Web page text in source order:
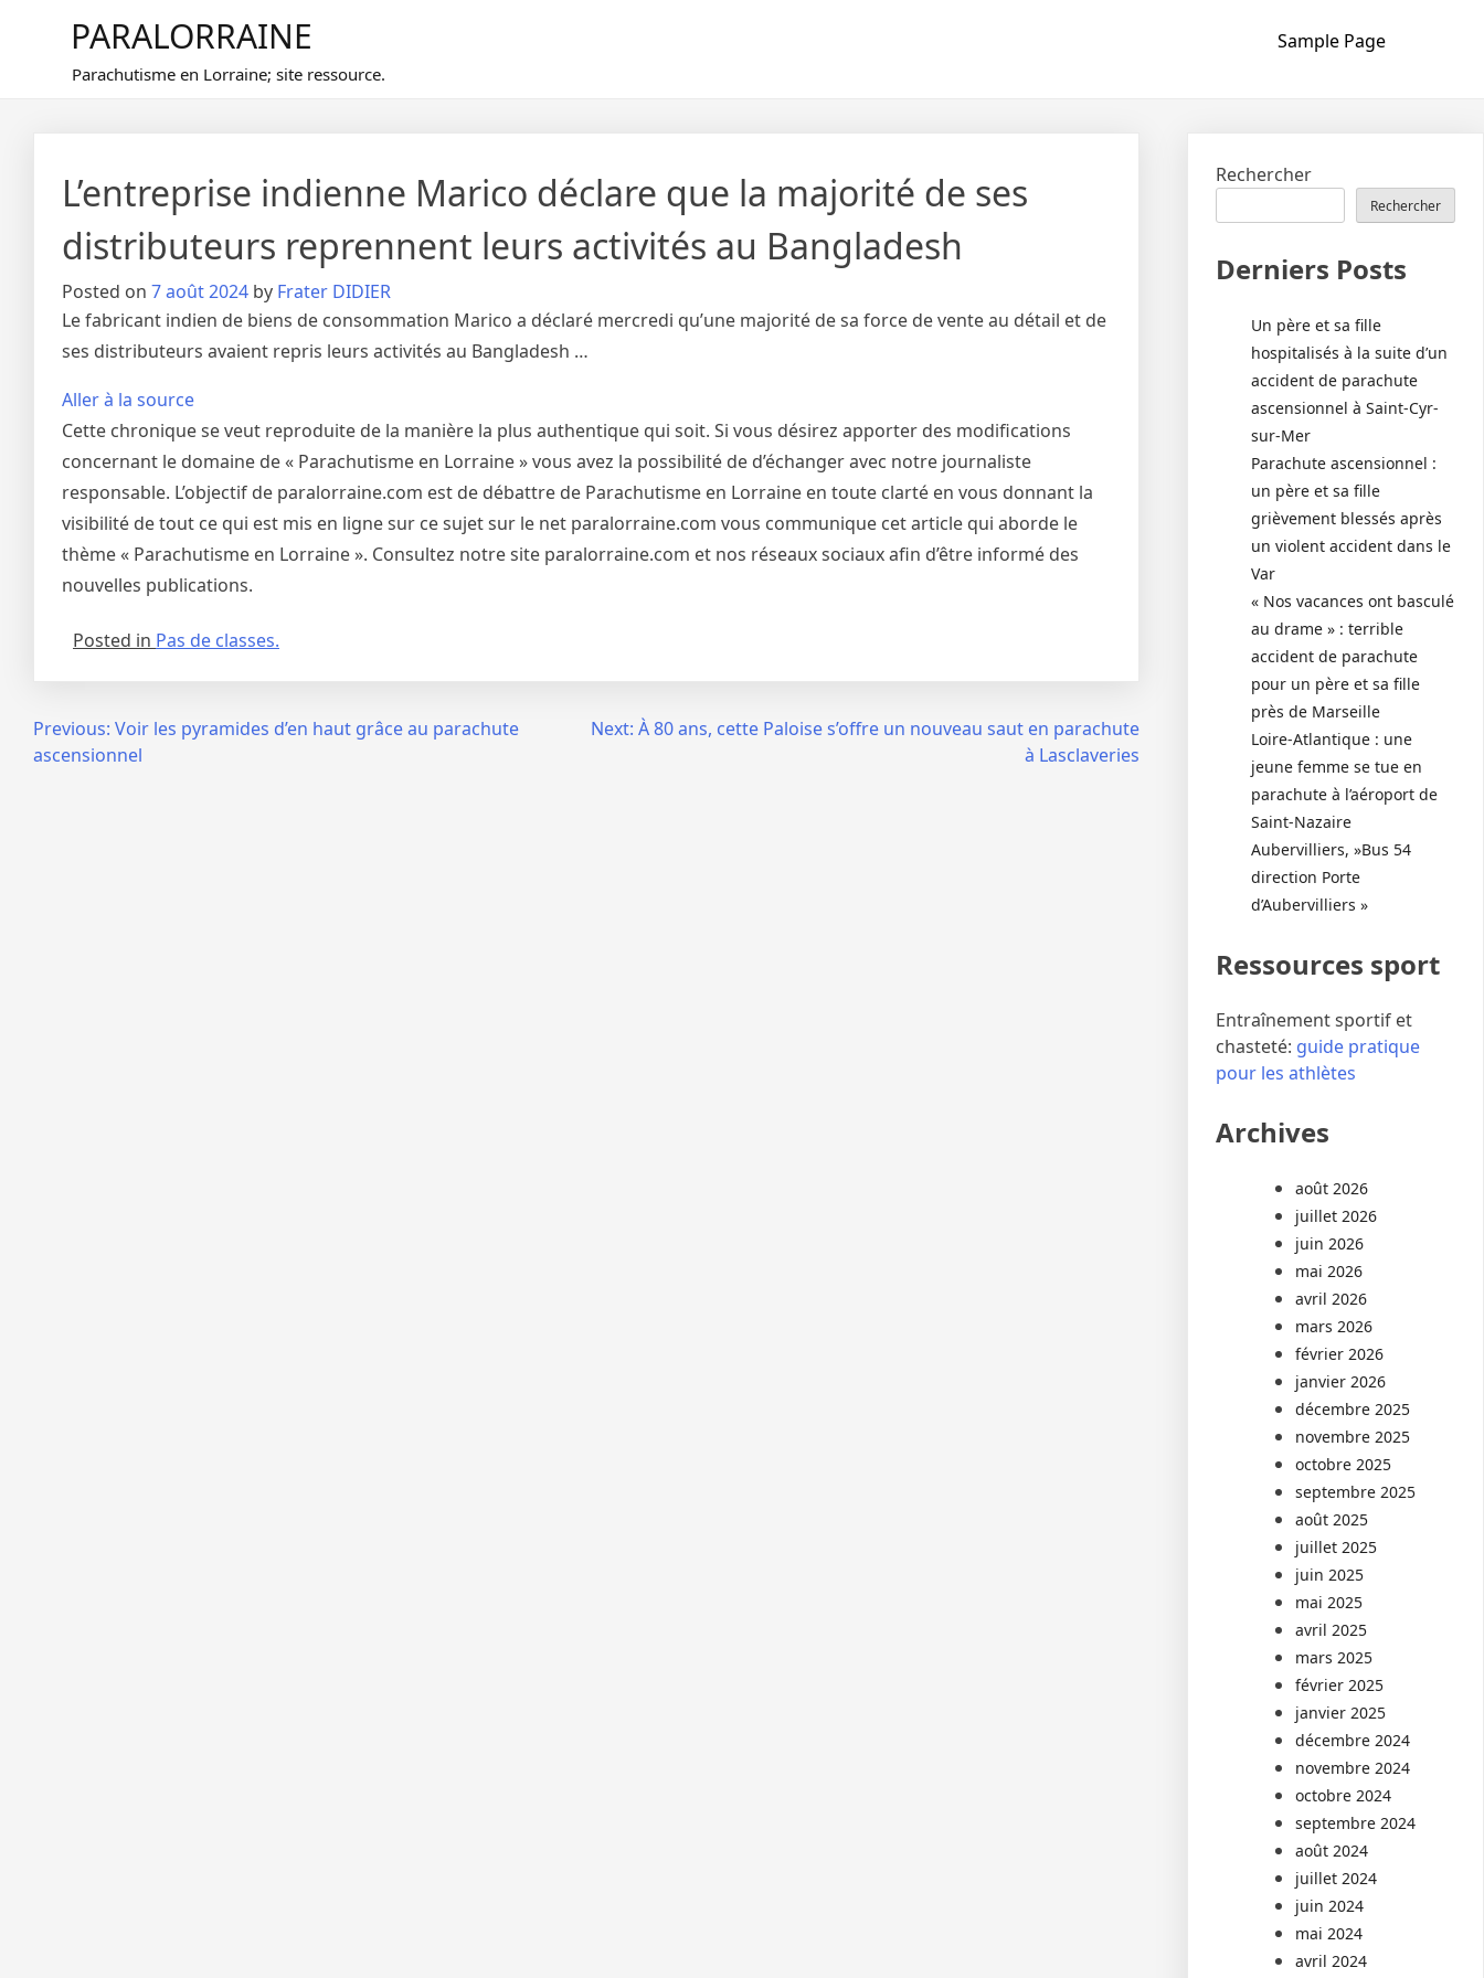
PARALORRAINE
Parachutisme en Lorraine; site ressource.
Sample Page
L’entreprise indienne Marico déclare que la majorité de ses
distributeurs reprennent leurs activités au Bangladesh
Posted on 7 août 2024 by Frater DIDIER
Le fabricant indien de biens de consommation Marico a déclaré mercredi qu’une majorité de sa force de vente au détail et de
ses distributeurs avaient repris leurs activités au Bangladesh …
Aller à la source
Cette chronique se veut reproduite de la manière la plus authentique qui soit. Si vous désirez apporter des modifications
concernant le domaine de « Parachutisme en Lorraine » vous avez la possibilité de d’échanger avec notre journaliste
responsable. L’objectif de paralorraine.com est de débattre de Parachutisme en Lorraine en toute clarté en vous donnant la
visibilité de tout ce qui est mis en ligne sur ce sujet sur le net paralorraine.com vous communique cet article qui aborde le
thème « Parachutisme en Lorraine ». Consultez notre site paralorraine.com et nos réseaux sociaux afin d’être informé des
nouvelles publications.
Posted in Pas de classes.
Navigation
Previous: Voir les pyramides d’en haut grâce au parachute
ascensionnel
Next: À 80 ans, cette Paloise s’offre un nouveau saut en parachute
à Lasclaveries
Rechercher
Rechercher
Derniers Posts
Un père et sa fille
hospitalisés à la suite d’un
accident de parachute
ascensionnel à Saint-Cyr-
sur-Mer
Parachute ascensionnel :
un père et sa fille
grièvement blessés après
un violent accident dans le
Var
« Nos vacances ont basculé
au drame » : terrible
accident de parachute
pour un père et sa fille
près de Marseille
Loire-Atlantique : une
jeune femme se tue en
parachute à l’aéroport de
Saint-Nazaire
Aubervilliers, »Bus 54
direction Porte
d’Aubervilliers »
Ressources sport
Entraînement sportif et
chasteté: guide pratique
pour les athlètes
Archives
août 2026
juillet 2026
juin 2026
mai 2026
avril 2026
mars 2026
février 2026
janvier 2026
décembre 2025
novembre 2025
octobre 2025
septembre 2025
août 2025
juillet 2025
juin 2025
mai 2025
avril 2025
mars 2025
février 2025
janvier 2025
décembre 2024
novembre 2024
octobre 2024
septembre 2024
août 2024
juillet 2024
juin 2024
mai 2024
avril 2024